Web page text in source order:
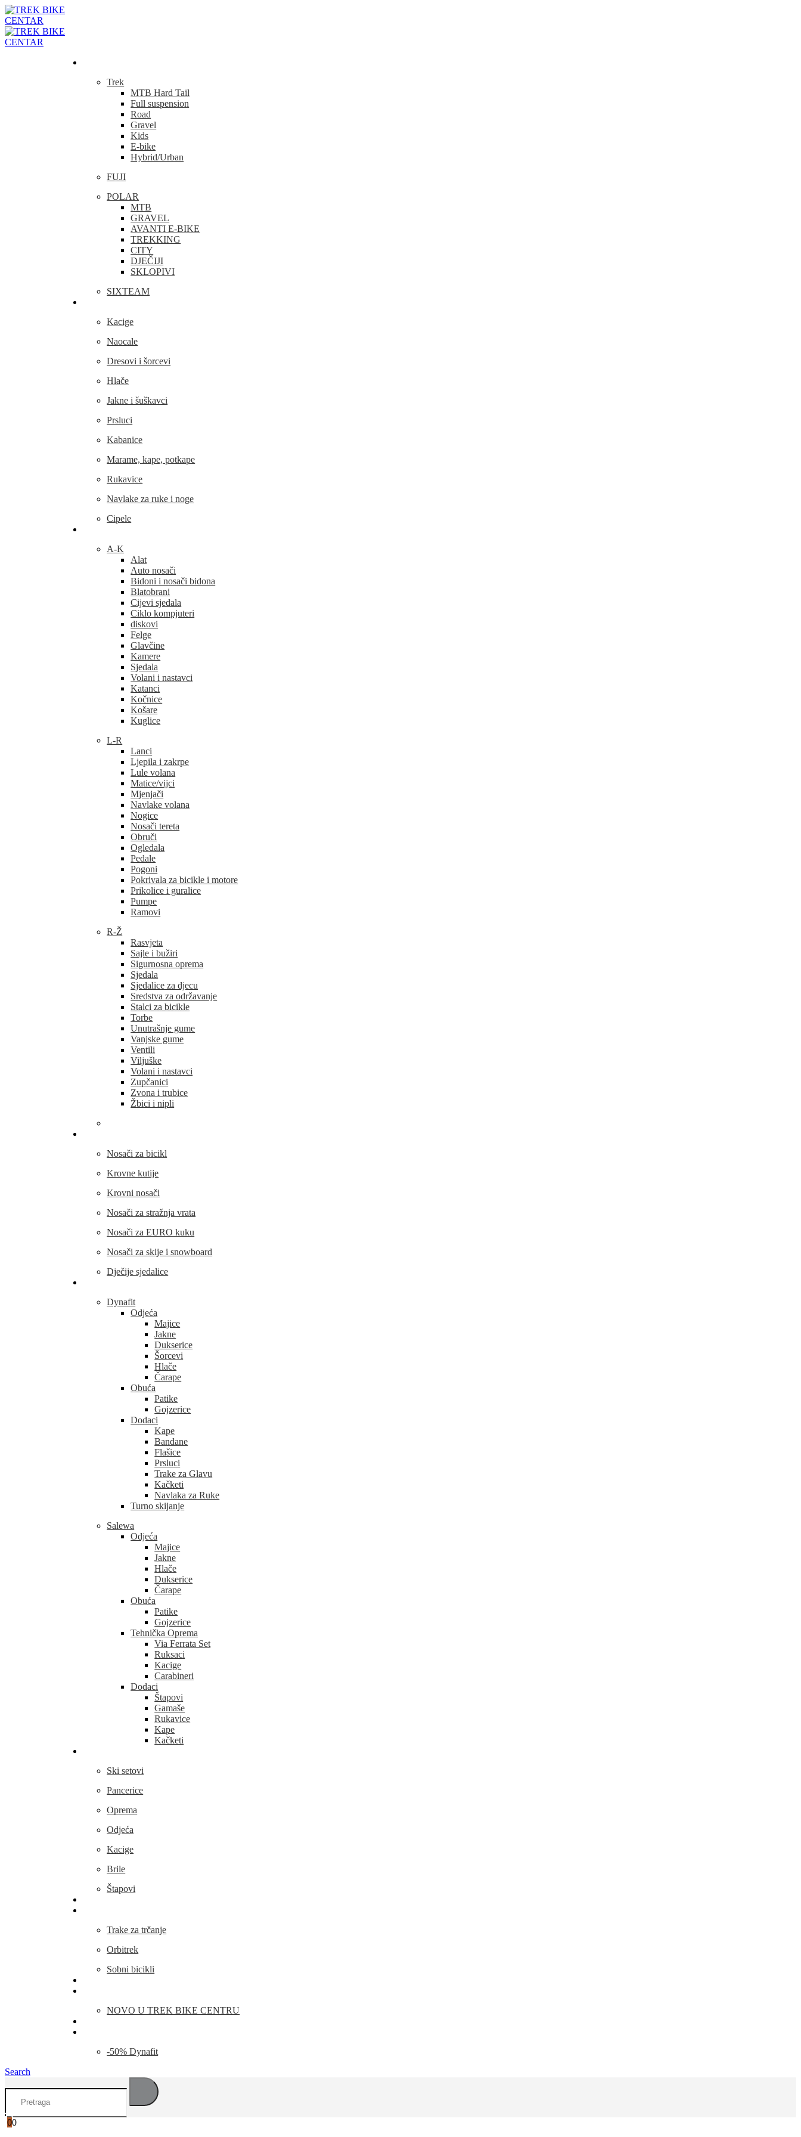
Trek
MTB Hard Tail
Full suspension
Road
Gravel
Kids
E-bike
Hybrid/Urban
FUJI
POLAR
MTB
GRAVEL
AVANTI E-BIKE
TREKKING
CITY
DJEČIJI
SKLOPIVI
SIXTEAM
Kacige
Naocale
Dresovi i šorcevi
Hlače
Jakne i šuškavci
Prsluci
Kabanice
Marame, kape, potkape
Rukavice
Navlake za ruke i noge
Cipele
A-K
Alat
Auto nosači
Bidoni i nosači bidona
Blatobrani
Cijevi sjedala
Ciklo kompjuteri
diskovi
Felge
Glavčine
Kamere
Sjedala
Volani i nastavci
Katanci
Kočnice
Košare
Kuglice
L-R
Lanci
Ljepila i zakrpe
Lule volana
Matice/vijci
Mjenjači
Navlake volana
Nogice
Nosači tereta
Obruči
Ogledala
Pedale
Pogoni
Pokrivala za bicikle i motore
Prikolice i guralice
Pumpe
Ramovi
R-Ž
Rasvjeta
Sajle i bužiri
Sigurnosna oprema
Sjedala
Sjedalice za djecu
Sredstva za održavanje
Stalci za bicikle
Torbe
Unutrašnje gume
Vanjske gume
Ventili
Viljuške
Volani i nastavci
Zupčanici
Zvona i trubice
Žbici i nipli
Nosači za bicikl
Krovne kutije
Krovni nosači
Nosači za stražnja vrata
Nosači za EURO kuku
Nosači za skije i snowboard
Dječije sjedalice
Dynafit
Odjeća
Majice
Jakne
Dukserice
Šorcevi
Hlače
Čarape
Obuća
Patike
Gojzerice
Dodaci
Kape
Bandane
Flašice
Prsluci
Trake za Glavu
Kačketi
Navlaka za Ruke
Turno skijanje
Salewa
Odjeća
Majice
Jakne
Hlače
Dukserice
Čarape
Obuća
Patike
Gojzerice
Tehnička Oprema
Via Ferrata Set
Ruksaci
Kacige
Carabineri
Dodaci
Štapovi
Gamaše
Rukavice
Kape
Kačketi
Ski setovi
Pancerice
Oprema
Odjeća
Kacige
Brile
Štapovi
Trake za trčanje
Orbitrek
Sobni bicikli
NOVO U TREK BIKE CENTRU
-50% Dynafit
Search
00